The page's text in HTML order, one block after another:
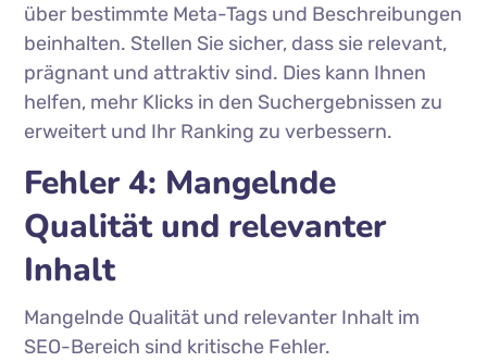
über bestimmte Meta-Tags und Beschreibungen
beinhalten. Stellen Sie sicher, dass sie relevant,
prägnant und attraktiv sind. Dies kann Ihnen
helfen, mehr Klicks in den Suchergebnissen zu
erweitert und Ihr Ranking zu verbessern.
Fehler 4: Mangelnde
Qualität und relevanter
Inhalt
Mangelnde Qualität und relevanter Inhalt im
SEO-Bereich sind kritische Fehler.